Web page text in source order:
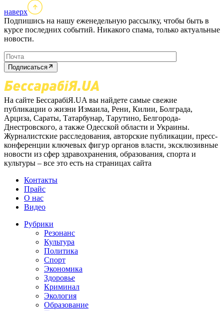
наверх
Подпишись на нашу еженедельную рассылку, чтобы быть в
курсе последних событий. Никакого спама, только актуальные
новости.
Подписаться
На сайте БессарабіЯ.UA вы найдете самые свежие
публикации о жизни Измаила, Рени, Килии, Болграда,
Арциза, Сараты, Татарбунар, Тарутино, Белгорода-
Днестровского, а также Одесской области и Украины.
Журналистские расследования, авторские публикации, пресс-
конференции ключевых фигур органов власти, эксклюзивные
новости из сфер здравохранения, образования, спорта и
культуры – все это есть на страницах сайта
Контакты
Прайс
О нас
Видео
Рубрики
Резонанс
Культура
Политика
Спорт
Экономика
Здоровье
Криминал
Экология
Образование